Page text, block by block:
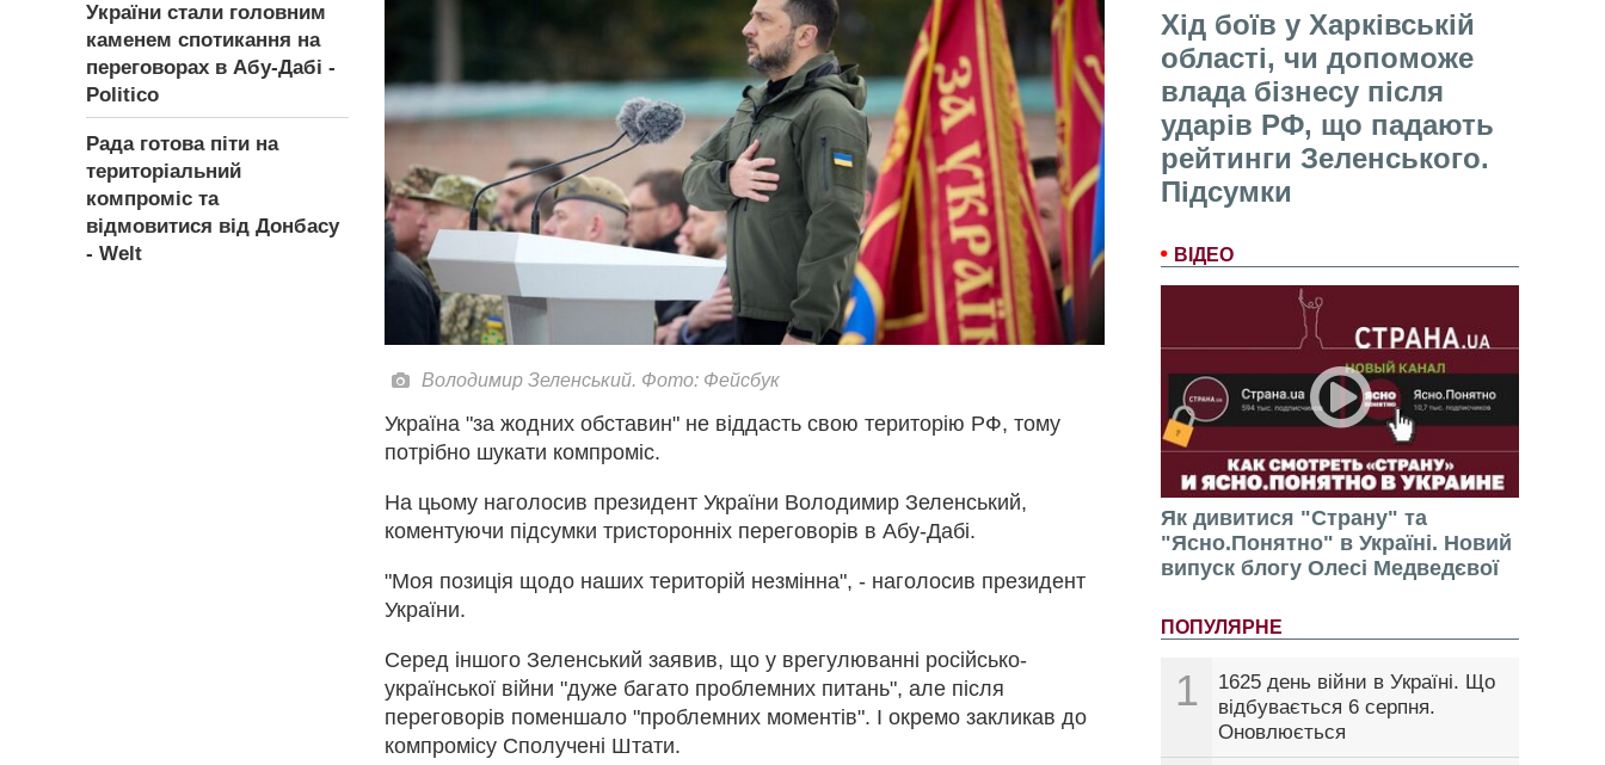
Хід боїв у Харківській
області, чи допоможе
влада бізнесу після
ударів РФ, що падають
рейтинги Зеленського.
Підсумки
ВІДЕО
Як дивитися "Страну" та
"Ясно.Понятно" в Україні. Новий
випуск блогу Олесі Медведєвої
ПОПУЛЯРНЕ
1
1625 день війни в Україні. Що
відбувається 6 серпня.
Оновлюється
України стали головним
каменем спотикання на
переговорах в Абу-Дабі -
Politico
Рада готова піти на
територіальний
компроміс та
відмовитися від Донбасу
- Welt
Володимир Зеленський. Фото: Фейсбук
Україна "за жодних обставин" не віддасть свою територію РФ, тому
потрібно шукати компроміс.
На цьому наголосив президент України Володимир Зеленський,
коментуючи підсумки тристоронніх переговорів в Абу-Дабі.
"Моя позиція щодо наших територій незмінна", - наголосив президент
України.
Серед іншого Зеленський заявив, що у врегулюванні російсько-
української війни "дуже багато проблемних питань", але після
переговорів поменшало "проблемних моментів". І окремо закликав до
компромісу Сполучені Штати.